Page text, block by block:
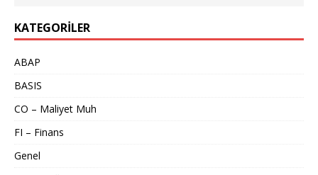
KATEGORILER
ABAP
BASIS
CO – Maliyet Muh
FI – Finans
Genel